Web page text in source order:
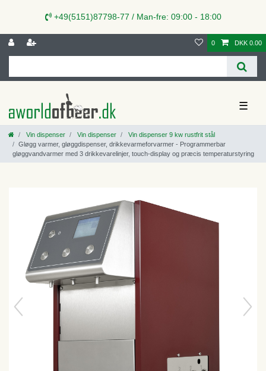
+49(5151)87798-77 / Man-fre: 09:00 - 18:00
0 DKK 0.00
☰
Vin dispenser Vin dispenser
Vin dispenser 9 kw rustfrit stål
Gløgg varmer, gløggdispenser, drikkevarmeforvarmer - Programmerbar
gløggvandvarmer med 3 drikkevarelinjer, touch-display og præcis temperaturstyring